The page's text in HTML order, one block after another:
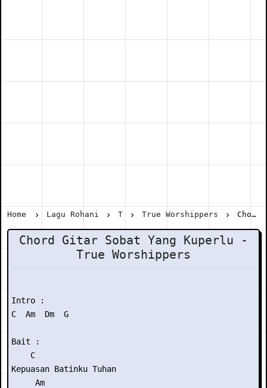
Home Lagu Rohani T True Worshippers Chord Gitar Sobat Yang Kuperlu - True Worshippers
Chord Gitar Sobat Yang Kuperlu -
True Worshippers
Intro :
C  Am  Dm  G
Bait :
    C
Kepuasan Batinku Tuhan
     Am